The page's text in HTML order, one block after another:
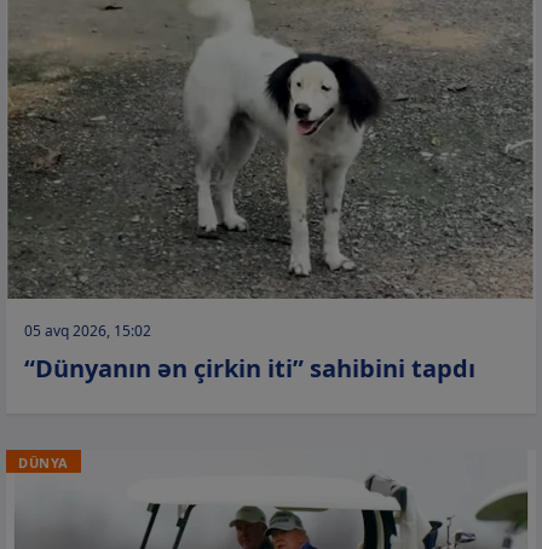
05 avq 2026, 15:02
“Dünyanın ən çirkin iti” sahibini tapdı
DÜNYA